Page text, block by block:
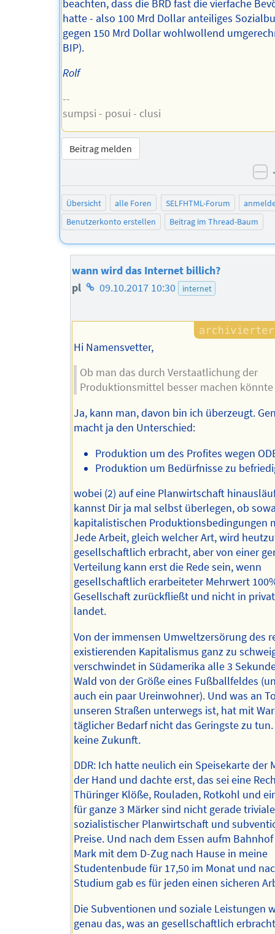
beachten, dass die BRD fast die vierfache
hatte - also 100 Mrd Dollar anteiliges
gegen 150 Mrd Dollar wohlwollend
BIP).
Rolf
--
sumpsi - posui - clusi
Beitrag melden
Übersicht alle Foren SELFHTML-Forum
Benutzerkonto erstellen
Beitrag im Thread-Baum
wann wird das Internet billich?
pl Homepage
Autors
09.10.2017 10:30 internet
Hi Namensvetter,
Ob man das durch Verstaatlichung der
Produktionsmittel besser machen könnte
Ja, kann man, davon bin ich überzeugt.
macht ja den Unterschied:
Produktion um des Profites wegen
Produktion um Bedürfnisse zu
wobei (2) auf eine Planwirtschaft
kannst Dir ja mal selbst überlegen, ob
kapitalistischen Produktionsbedingungen
Jede Arbeit, gleich welcher Art, wird
gesellschaftlich erbracht, aber von einer
Verteilung kann erst die Rede sein, wenn
gesellschaftlich erarbeiteter Mehrwert
Gesellschaft zurückfließt und nicht in
landet.
Von der immensen Umweltzersörung des
existierenden Kapitalismus ganz zu
verschwindet in Südamerika alle 3
Wald von der Größe eines Fußballfeldes
auch ein paar Ureinwohner). Und was an
unseren Straßen unterwegs ist, hat mit
täglicher Bedarf nicht das Geringste zu
keine Zukunft.
DDR: Ich hatte neulich ein Speisekarte der
der Hand und dachte erst, das sei eine
Thüringer Klöße, Rouladen, Rotkohl und
für ganze 3 Märker sind nicht gerade
sozialistischer Planwirtschaft und
Preise. Und nach dem Essen aufm
Mark mit dem D-Zug nach Hause in meine
Studentenbude für 17,50 im Monat und
Studium gab es für jeden einen sicheren
Die Subventionen und soziale Leistungen
genau das, was an gesellschaftlich